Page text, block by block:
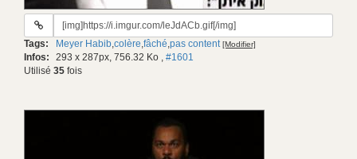
URL
gif:
Tags: Meyer Habib,colère,fâché,pas content [Modifier]
Infos: 293 x 287px, 756.32 Ko , #1601
Utilisé 35 fois